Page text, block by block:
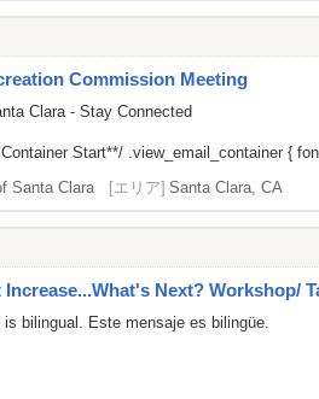
Commission Meeting
Clara - Stay Connected
Start**/ .view_email_container {
Santa Clara [エリア] Santa Clara, CA
Increase...What's Next? Workshop/
bilingual. Este mensaje es bilingüe.